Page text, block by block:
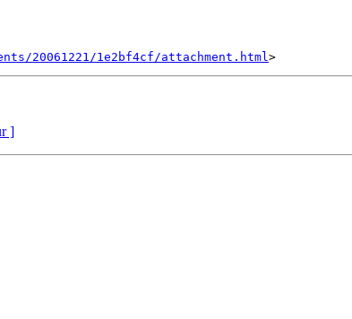
20061221/1e2bf4cf/attachment.html
]